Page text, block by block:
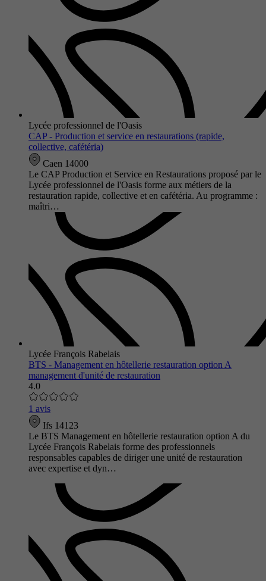
Lycée professionnel de l'Oasis
CAP - Production et service en restaurations (rapide,
collective, cafétéria)
Caen 14000
Le CAP Production et Service en Restaurations proposé par le
Lycée professionnel de l'Oasis forme aux métiers de la
restauration rapide, collective et en cafétéria. Au programme :
maîtri…
Lycée François Rabelais
BTS - Management en hôtellerie restauration option A
management d'unité de restauration
4.0
1 avis
Ifs 14123
Le BTS Management en hôtellerie restauration option A du
Lycée François Rabelais forme des professionnels
responsables capables de diriger une unité de restauration
avec expertise et dyn…